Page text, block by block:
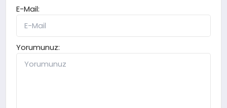
E-Mail:
Yorumunuz: